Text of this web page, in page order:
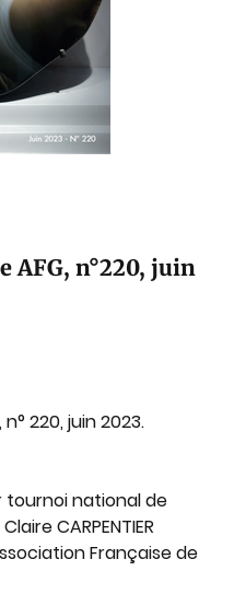
AFG, n°220, juin
220, juin 2023.
tournoi national de
CARPENTIER
Française de